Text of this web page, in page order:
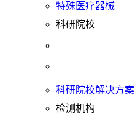
特殊医疗器械
科研院校
科研院校解决方案
检测机构